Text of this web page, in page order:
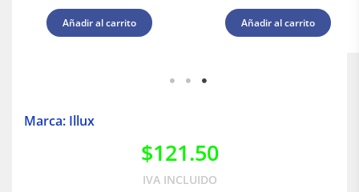
Añadir al carrito Añadir al carrito
Marca: Illux
$121.50
IVA INCLUIDO